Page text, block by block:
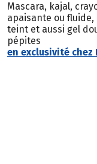
Mascara, kajal,
apaisante ou
teint et aussi gel
pépites
en exclusivité chez